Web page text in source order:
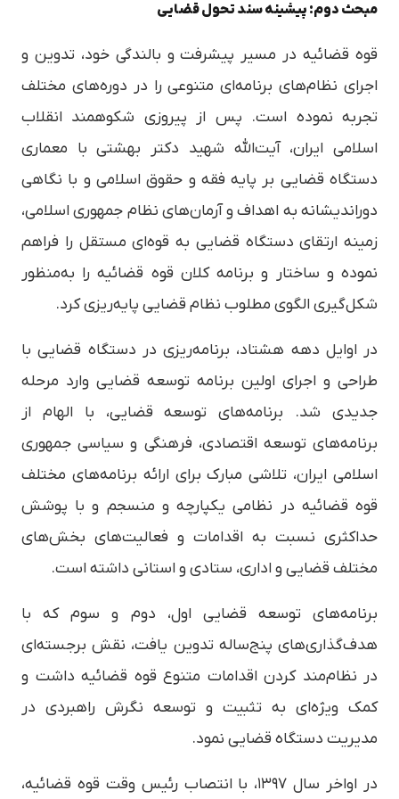
مبحث دوم: پیشینه سند تحول قضایی
قوه قضائیه در مسیر پیشرفت و بالندگی خود، تدوین و
اجرای نظام‌های برنامه‌ای متنوعی را در دوره‌های مختلف
تجربه نموده است. پس از پیروزی شکوهمند انقلاب
اسلامی ایران، آیت‌الله شهید دکتر بهشتی با معماری
دستگاه قضایی بر پایه فقه و حقوق اسلامی و با نگاهی
دوراندیشانه به اهداف و آرمان‌های نظام جمهوری اسلامی،
زمینه ارتقای دستگاه قضایی به قوه‌ای مستقل را فراهم
نموده و ساختار و برنامه کلان قوه قضائیه را به‌منظور
شکل‌گیری الگوی مطلوب نظام قضایی پایه‌ریزی کرد.
در اوایل دهه هشتاد، برنامه‌ریزی در دستگاه قضایی با
طراحی و اجرای اولین برنامه توسعه قضایی وارد مرحله
جدیدی شد. برنامه‌های توسعه قضایی، با الهام از
برنامه‌های توسعه اقتصادی، فرهنگی و سیاسی جمهوری
اسلامی ایران، تلاشی مبارک برای ارائه برنامه‌های مختلف
قوه قضائیه در نظامی یکپارچه و منسجم و با پوشش
حداکثری نسبت به اقدامات و فعالیت‌های بخش‌های
مختلف قضایی و اداری، ستادی و استانی داشته است.
برنامه‌های توسعه قضایی اول، دوم و سوم که با
هدف‌گذاری‌های پنج‌ساله تدوین یافت، نقش برجسته‌ای
در نظام‌مند کردن اقدامات متنوع قوه قضائیه داشت و
کمک ویژه‌ای به تثبیت و توسعه نگرش راهبردی در
مدیریت دستگاه قضایی نمود.
در اواخر سال ۱۳۹۷، با انتصاب رئیس وقت قوه قضائیه،